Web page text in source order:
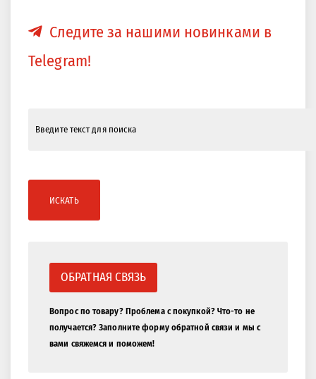
Следите за нашими новинками в
Telegram!
ИСКАТЬ
ОБРАТНАЯ СВЯЗЬ
Вопрос по товару? Проблема с покупкой? Что-то не
получается? Заполните форму обратной связи и мы с
вами свяжемся и поможем!